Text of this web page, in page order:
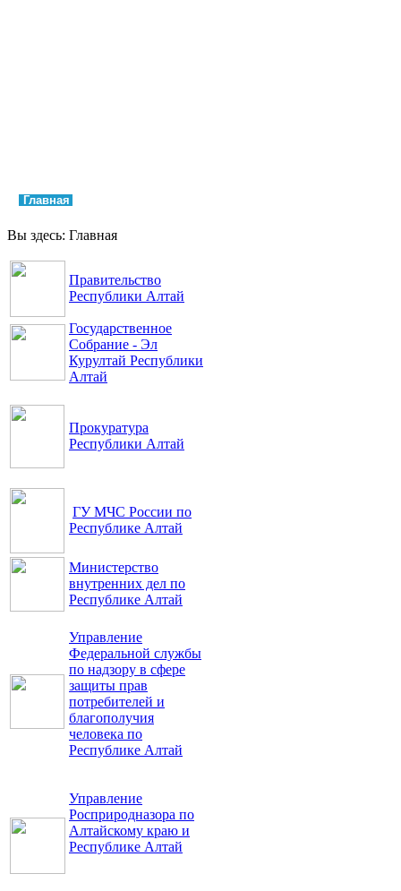
Главная
Вы здесь: Главная
Правительство
Республики Алтай
Государственное
Собрание - Эл
Курултай Республики
Алтай
Прокуратура
Республики Алтай
ГУ МЧС России по
Республике Алтай
Министерство
внутренних дел по
Республике Алтай
Управление
Федеральной службы
по надзору в сфере
защиты прав
потребителей и
благополучия
человека по
Республике Алтай
Управление
Росприродназора по
Алтайскому краю и
Республике Алтай